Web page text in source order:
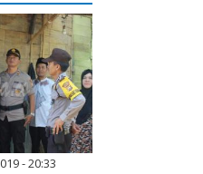
- 20:33